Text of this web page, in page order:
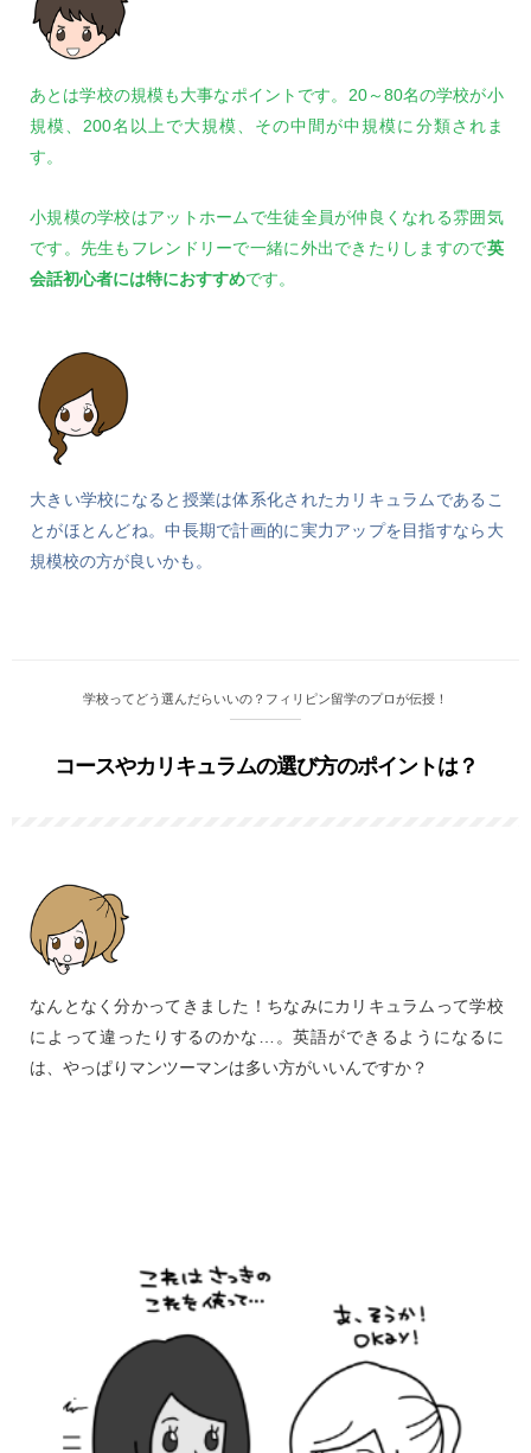
あとは学校の規模も大事なポイントです。20～80名の学校が小
規模、200名以上で大規模、その中間が中規模に分類されま
す。
小規模の学校はアットホームで生徒全員が仲良くなれる雰囲気
です。先生もフレンドリーで一緒に外出できたりしますので英
会話初心者には特におすすめです。
大きい学校になると授業は体系化されたカリキュラムであるこ
とがほとんどね。中長期で計画的に実力アップを目指すなら大
規模校の方が良いかも。
学校ってどう選んだらいいの？フィリピン留学のプロが伝授！
コースやカリキュラムの選び方のポイントは？
なんとなく分かってきました！ちなみにカリキュラムって学校
によって違ったりするのかな…。英語ができるようになるに
は、やっぱりマンツーマンは多い方がいいんですか？